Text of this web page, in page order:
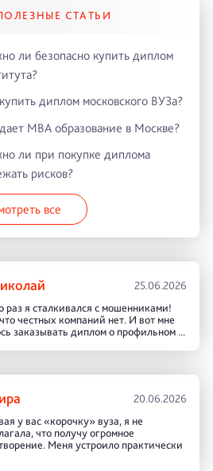
СТАТЬИ
ли безопасно купить диплом
диплом московского ВУЗа?
MBA образование в Москве?
ли при покупке диплома
рисков?
все
25.06.2026
раз я сталкивался с мошенниками!
честных компаний нет. И вот мне
заказывать диплом о профильном ...
20.06.2026
у вас «корочку» вуза, я не
что получу огромное
Меня устроило практически